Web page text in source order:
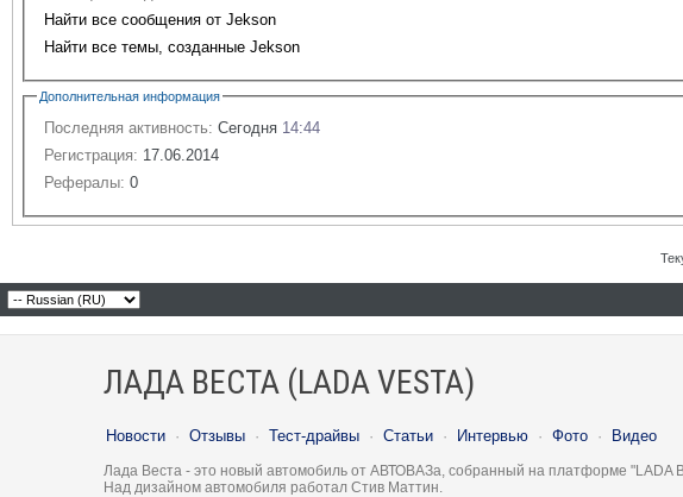
Найти все сообщения от Jekson
Найти все темы, созданные Jekson
Дополнительная информация
Последняя активность: Сегодня 14:44
Регистрация: 17.06.2014
Рефералы: 0
ЛАДА ВЕСТА (LADA VESTA)
Новости · Отзывы · Тест-драйвы · Статьи · Интервью · Фото · Видео
Лада Веста - это новый автомобиль от АВТОВАЗа, собранный на платформе "LADA
Над дизайном автомобиля работал Стив Маттин.